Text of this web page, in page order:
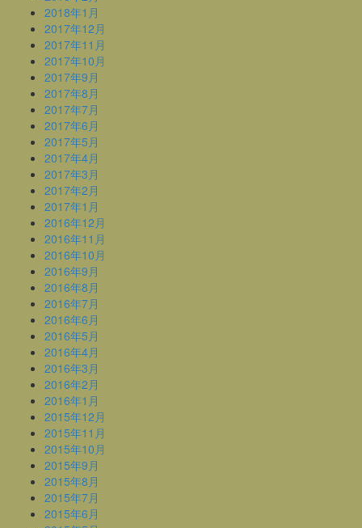
2018年1月
2017年12月
2017年11月
2017年10月
2017年9月
2017年8月
2017年7月
2017年6月
2017年5月
2017年4月
2017年3月
2017年2月
2017年1月
2016年12月
2016年11月
2016年10月
2016年9月
2016年8月
2016年7月
2016年6月
2016年5月
2016年4月
2016年3月
2016年2月
2016年1月
2015年12月
2015年11月
2015年10月
2015年9月
2015年8月
2015年7月
2015年6月